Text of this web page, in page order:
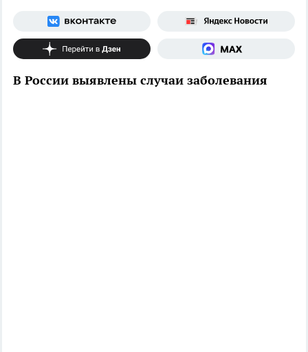
В России выявлены случаи заболевания